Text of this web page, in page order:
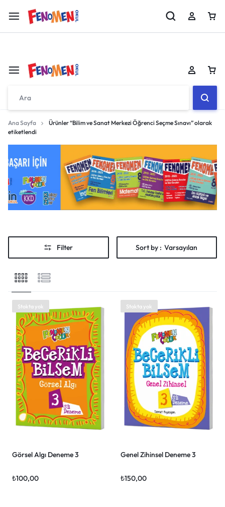
Fenomen 8 MEB Örnek Sorular Kitabı Çıktı!! İncele
Sepetiniz boş
Don't miss out on great deals! Start shopping or
Sign in to view products added.
Shop What's New
Giriş yap
Ana Sayfa
Ürünler “Bilim ve Sanat Merkezi Öğrenci Seçme Sınavı” olarak
etiketlendi
Filter Sort by : Varsayılan
Stokta yok
Görsel Algı Deneme 3
₺100,00
Stokta yok
Genel Zihinsel Deneme 3
₺150,00